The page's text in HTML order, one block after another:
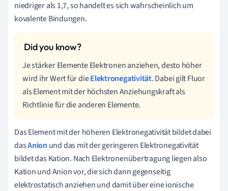
niedriger als 1,7, so handelt es sich wahrscheinlich um
kovalente Bindungen.
Je stärker Elemente Elektronen anziehen, desto höher
wird ihr Wert für dieElektronegativität. Dabei gilt Fluor
als Element mit der höchsten Anziehungskraft als
Richtlinie für die anderen Elemente.
Das Element mit der höheren Elektronegativität bildet dabei
dasAnion und das mit der geringeren Elektronegativität
bildet das Kation. Nach Elektronenübertragung liegen also
Kation undAnionvor, die sich dann gegenseitig
elektrostatisch anziehen und damit über eine ionische